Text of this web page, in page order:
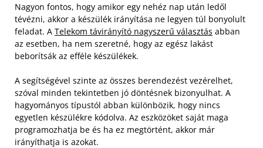
Nagyon fontos, hogy amikor egy nehéz nap után ledől
tévézni, akkor a készülék irányítása ne legyen túl bonyolult
feladat. A Telekom távirányító nagyszerű választás abban
az esetben, ha nem szeretné, hogy az egész lakást
beborítsák az efféle készülékek.
A segítségével szinte az összes berendezést vezérelhet,
szóval minden tekintetben jó döntésnek bizonyulhat. A
hagyományos típustól abban különbözik, hogy nincs
egyetlen készülékre kódolva. Az eszközöket saját maga
programozhatja be és ha ez megtörtént, akkor már
irányíthatja is azokat.